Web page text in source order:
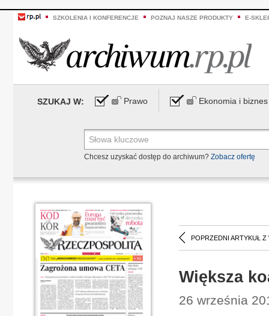
SZKOLENIA I KONFERENCJE POZNAJ NASZE PRODUKTY E-
SZUKAJ W: Prawo Ekonomia i biznes
Chcesz uzyskać dostęp do archiwum? Zobacz ofertę
POPRZEDNI ARTYKUŁ Z
Większa
26 września